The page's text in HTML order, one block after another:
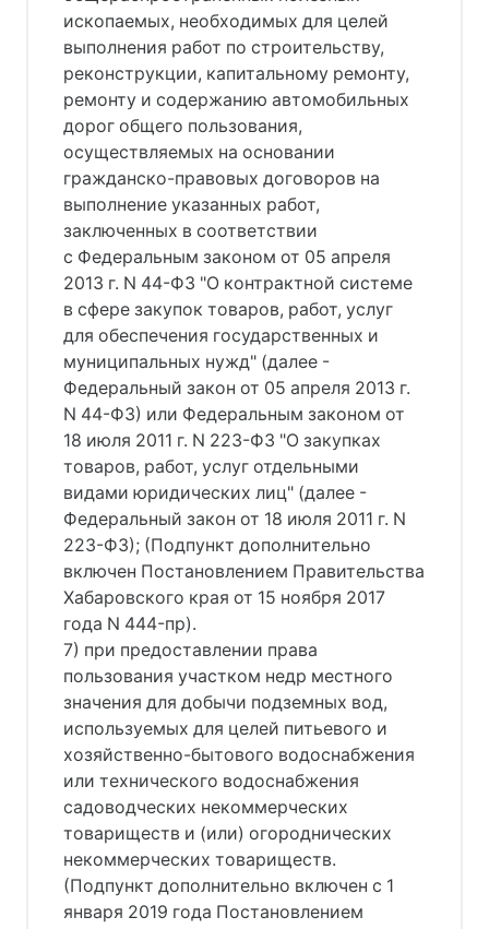
ископаемых, необходимых для целей
выполнения работ по строительству,
реконструкции, капитальному ремонту,
ремонту и содержанию автомобильных
дорог общего пользования,
осуществляемых на основании
гражданско-правовых договоров на
выполнение указанных работ,
заключенных в соответствии
с Федеральным законом от 05 апреля
2013 г. N 44-ФЗ "О контрактной системе
в сфере закупок товаров, работ, услуг
для обеспечения государственных и
муниципальных нужд" (далее -
Федеральный закон от 05 апреля 2013 г.
N 44-ФЗ) или Федеральным законом от
18 июля 2011 г. N 223-ФЗ "О закупках
товаров, работ, услуг отдельными
видами юридических лиц" (далее -
Федеральный закон от 18 июля 2011 г. N
223-ФЗ); (Подпункт дополнительно
включен Постановлением Правительства
Хабаровского края от 15 ноября 2017
года N 444-пр).
7) при предоставлении права
пользования участком недр местного
значения для добычи подземных вод,
используемых для целей питьевого и
хозяйственно-бытового водоснабжения
или технического водоснабжения
садоводческих некоммерческих
товариществ и (или) огороднических
некоммерческих товариществ.
(Подпункт дополнительно включен с 1
января 2019 года Постановлением